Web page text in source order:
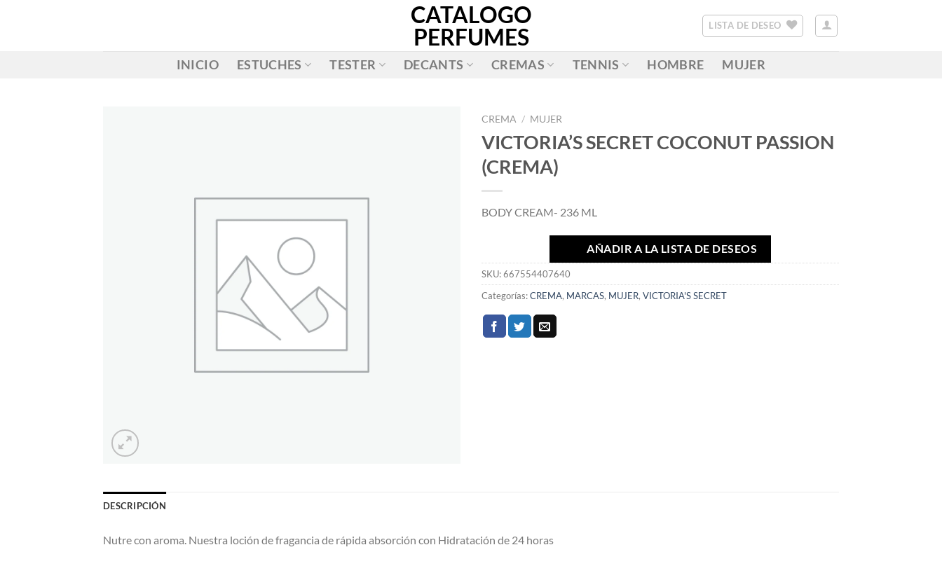
CATALOGO
PERFUMES
LISTA DE DESEO
INICIO ESTUCHES TESTER DECANTS CREMAS TENNIS HOMBRE MUJER
CREMA / MUJER
VICTORIA’S SECRET COCONUT PASSION
(CREMA)
BODY CREAM- 236 ML
AÑADIR A LA LISTA DE DESEOS
SKU:667554407640
Categorías:CREMA, MARCAS, MUJER, VICTORIA'S SECRET
DESCRIPCIÓN
Nutre con aroma. Nuestra loción de fragancia de rápida absorción con Hidratación de 24 horas